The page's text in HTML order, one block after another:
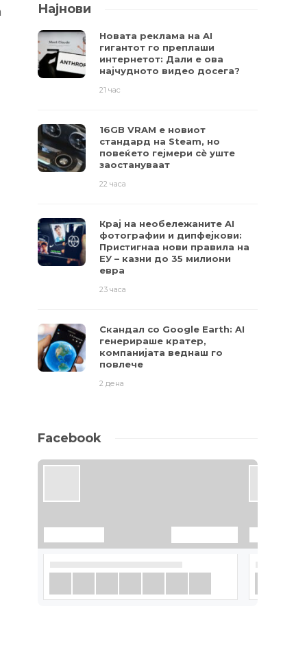
Најнови
Новата реклама на AI
гигантот го преплаши
интернетот: Дали е ова
најчудното видео досега?
21 час
16GB VRAM е новиот
стандард на Steam, но
повеќето гејмери ​​сè уште
заостануваат
22 часа
Крај на необележаните AI
фотографии и дипфејкови:
Пристигнаа нови правила на
ЕУ – казни до 35 милиони
евра
23 часа
Скандал со Google Earth: AI
генерираше кратер,
компанијата веднаш го
повлече
2 дена
Facebook